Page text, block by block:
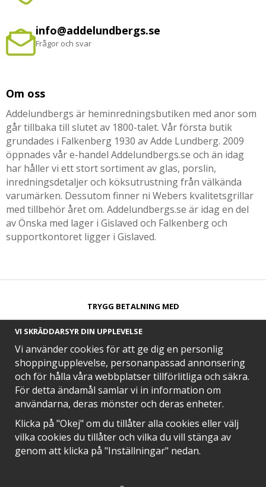
info@addelundbergs.se
Frågor och svar
Om oss
Addelundbergs är heminredningsbutiken med anor som
går tillbaka till slutet av 1800-talet. Vår första butik
grundades i Falkenberg 1930 av Adde Lundberg. 2009
öppnades vår e-handel Addelundbergs.se och än idag
har håller vi ett stort sortiment av glas, porslin,
inredningsdetaljer och köksutrustning från välkända
varumärken. Dessutom finner ni Webers kvalitetsgrillar
med tillbehör året om. Addelundbergs.se är idag en del
av Önska med lager i Gislaved och Falkenberg och
supportkontoret ligger i Gislaved.
TRYGG BETALNING MED​
SNABB LEVERANS MED
EN DEL AV
VI SKRÄDDARSYR DIN UPPLEVELSE
Vi använder cookies för att ge dig en personlig
shoppingupplevelse, personanpassad annonsering
och för hålla våra webbplatser tillförlitliga och säkra.
För detta ändamål samlar vi in information om
användarna, deras mönster och deras enheter.
Klicka på "Okej" om du tillåter alla cookies eller välj
vilka cookies du tillåter och vilka du vill stänga av
genom att klicka på "Inställningar" nedan.